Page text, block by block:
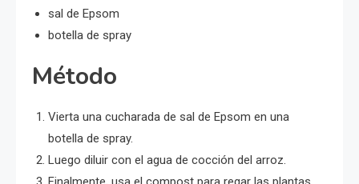
sal de Epsom
botella de spray
Método
Vierta una cucharada de sal de Epsom en una
botella de spray.
Luego diluir con el agua de cocción del arroz.